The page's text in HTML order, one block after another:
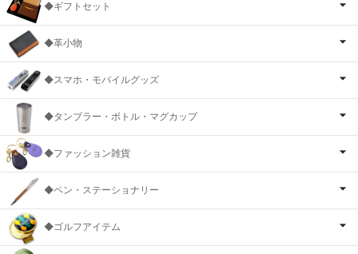
◆ギフトセット
◆革小物
◆スマホ・モバイルグッズ
◆タンブラー・ボトル・マグカップ
◆ファッション雑貨
◆ペン・ステーショナリー
◆ゴルフアイテム